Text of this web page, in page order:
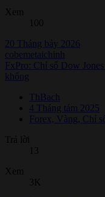
Xem
100
20 Tháng bảy 2026
cobemetaichinh
FxPro: Chỉ số Dow
khống
ThBach
4 Tháng tám 2025
Forex, Vàng, Chỉ
Trả lời
13
Xem
3K